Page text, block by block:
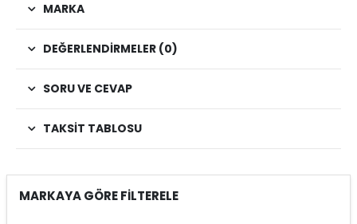
MARKA
DEĞERLENDIRMELER (0)
SORU VE CEVAP
TAKSIT TABLOSU
MARKAYA GÖRE FİLTERELE